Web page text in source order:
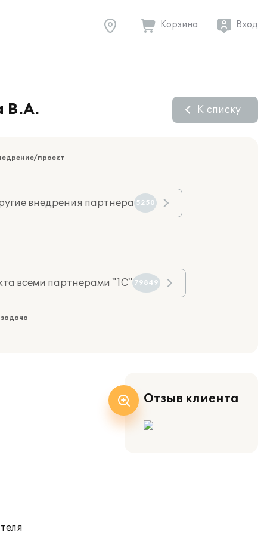
Корзина Вход
В.А. К списку
проект
внедрения партнера 5250
всеми партнерами "1С" 79849
Отзыв клиента